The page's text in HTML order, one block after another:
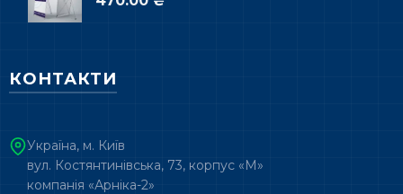
КОНТАКТИ
Україна, м. Київ
вул. Костянтинівська, 73, корпус «М»
компанія «Арніка-2»